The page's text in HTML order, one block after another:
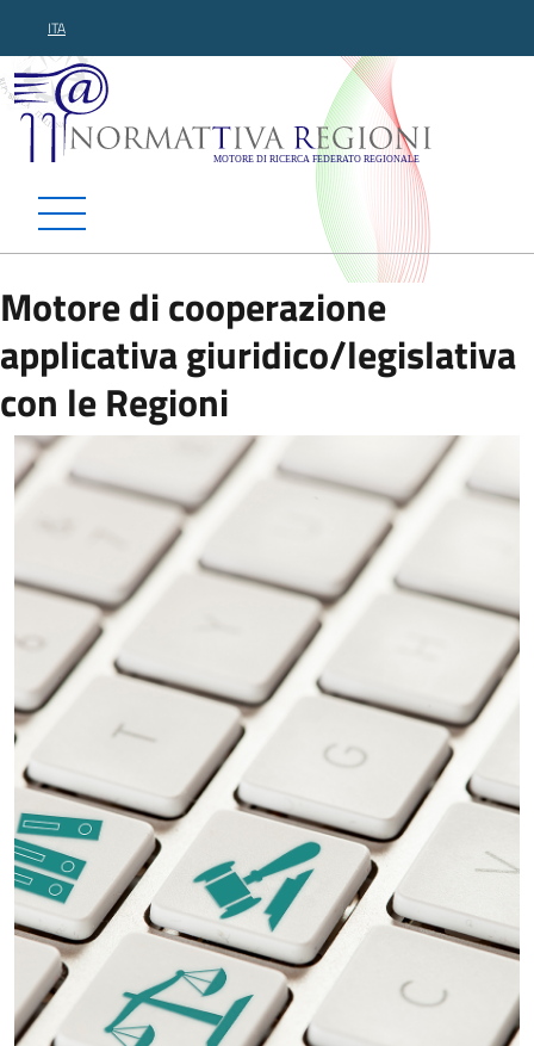
ITA
Normattiva Regioni -
Motore di cooperazione
applicativa giuridico/legislativa
con le Regioni